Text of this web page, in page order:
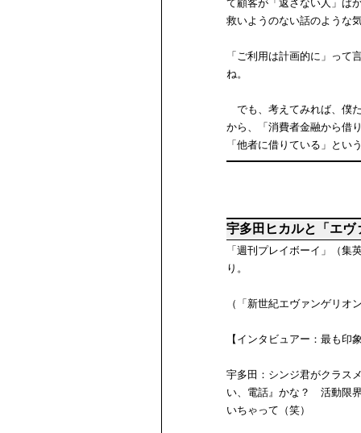
て顧客が「返さない人」ば
救いようのない話のような
「ご利用は計画的に」っ
ね。
でも、考えてみれば、僕
から、「消費者金融から借
「他者に借りている」と
宇多田ヒカルと「エヴ
「週刊プレイボーイ」（集
り。
（「新世紀エヴァンゲリ
【インタビュアー：最も印
宇多田：シンジ君がクラス
い、電話』かな？ 活動限
いちゃって（笑）